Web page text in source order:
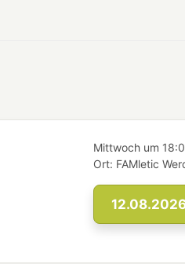
Mittwoch um
Ort: FAMletic